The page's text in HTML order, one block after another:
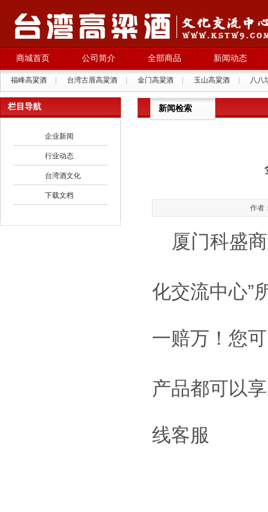
商城首页 公司简介 全部商品 新闻动态
福峰高粱酒 台湾古厝高粱酒 金门高粱酒 玉山高粱酒
八八
西班牙格拉纳葡萄酒
|
栏目导航
企业新闻
行业动态
台湾酒文化
下载文档
新闻检索
作者
厦门科盛
化交流中心”
一赔万！您
产品都可以
线客服